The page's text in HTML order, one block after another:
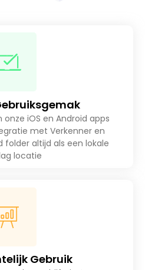
iOS en Android apps
met Verkenner en
folder altijd als een lokale
locatie
Gebruik